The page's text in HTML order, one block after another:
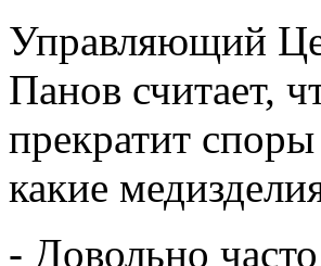
Управляющий
Панов считает,
прекратит
какие
- Довольно